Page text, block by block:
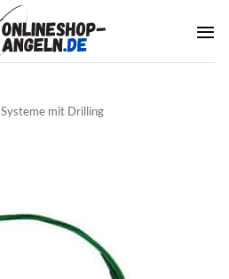
Systeme mit Drilling